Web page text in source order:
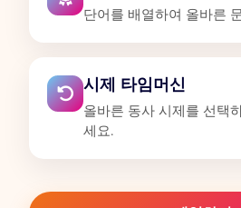
단어를 배열하여 올바른
시제 타임머신
올바른 동사 시제를 선택
세요.